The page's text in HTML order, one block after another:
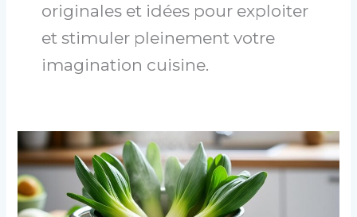
originales et idées pour exploiter
et stimuler pleinement votre
imagination cuisine.